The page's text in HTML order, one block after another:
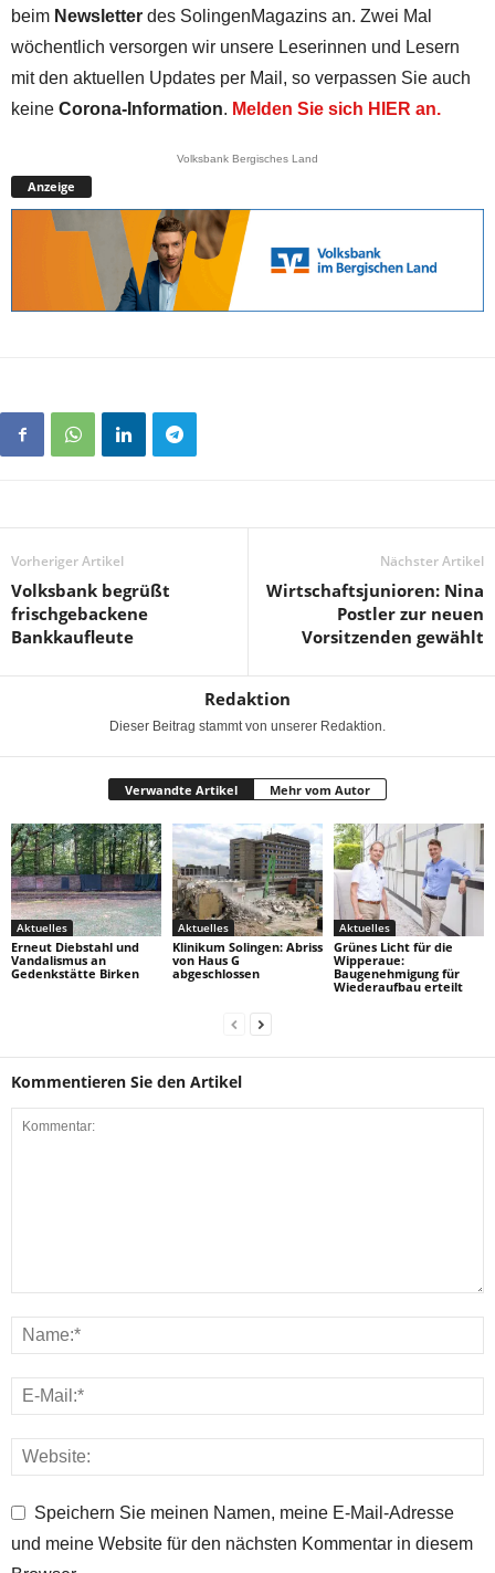
beim Newsletter des SolingenMagazins an. Zwei Mal
wöchentlich versorgen wir unsere Leserinnen und Lesern
mit den aktuellen Updates per Mail, so verpassen Sie auch
keine Corona-Information. Melden Sie sich HIER an.
Volksbank Bergisches Land
Anzeige
Vorheriger Artikel
Volksbank begrüßt
frischgebackene
Bankkaufleute
Nächster Artikel
Wirtschaftsjunioren: Nina
Postler zur neuen
Vorsitzenden gewählt
Redaktion
Dieser Beitrag stammt von unserer Redaktion.
Verwandte Artikel Mehr vom Autor
Aktuelles
Erneut Diebstahl und
Vandalismus an
Gedenkstätte Birken
Aktuelles
Klinikum Solingen: Abriss
von Haus G
abgeschlossen
Aktuelles
Grünes Licht für die
Wipperaue:
Baugenehmigung für
Wiederaufbau erteilt
Kommentieren Sie den Artikel
Speichern Sie meinen Namen, meine E-Mail-Adresse
und meine Website für den nächsten Kommentar in diesem